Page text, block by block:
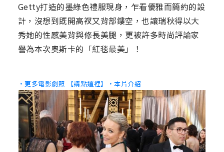
Getty打造的墨綠色禮服現身，乍看優雅而簡約的設
計，沒想到既開高衩又背部鏤空，也讓瑞秋得以大
秀她的性感美背與修長美腿，更被許多時尚評論家
譽為本次奧斯卡的「紅毯最美」！
‧更多電影劇照 【請點這裡】 ‧本片介紹